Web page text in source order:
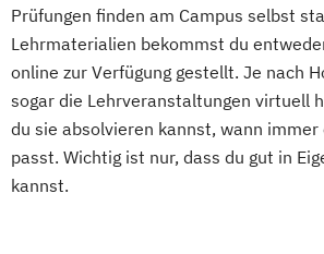
Prüfungen finden am Campus selbst
Lehrmaterialien bekommst du
online zur Verfügung gestellt. Je nach
sogar die Lehrveranstaltungen virtuell
du sie absolvieren kannst, wann immer
passt. Wichtig ist nur, dass du gut in
kannst.